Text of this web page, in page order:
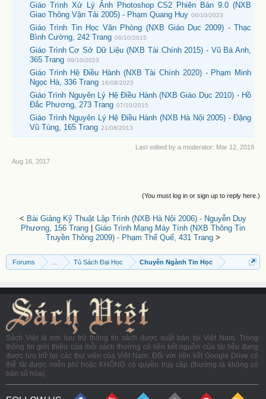
Giáo Trình Xử Lý Ảnh Photoshop CS2 Phiên Bản 9.0 (NXB
Giao Thông Vận Tải 2005) - Phạm Quang Huy 06/10/2023
Giáo Trình Tin Học Văn Phòng (NXB Giáo Dục 2009) - Thạc
Bình Cường, 242 Trang 06/10/2015
Giáo Trình Cơ Sở Dữ Liệu (NXB Tài Chính 2015) - Vũ Bá Anh,
365 Trang 09/10/2023
Giáo Trình Hệ Điều Hành (NXB Tài Chính 2020) - Phạm Minh
Ngọc Hà, 336 Trang 16/08/2023
Giáo Trình Nguyên Lý Hệ Điều Hành (NXB Giáo Dục 2010) - Hồ
Đắc Phương, 273 Trang 07/10/2015
Giáo Trình Nguyên Lý Hệ Điều Hành (NXB Hà Nội 2005) - Đặng
Vũ Tùng, 165 Trang 21/08/2013
Last edited by a moderator: Mar 12, 2019
Aug 16, 2017
(You must log in or sign up to reply here.)
< Bài Giảng Kỹ Thuật Lập Trình (NXB Hà Nội 2006) - Nguyễn Duy
Phương, 156 Trang
Giáo Trình Mạng Máy Tính (NXB Thông Tin
Truyền Thông 2009) - Phạm Thế Quế, 431 Trang >
Forums Tủ Sách Đại Học Chuyên Ngành Tin Học
Sách Việt là nơi lưu trữ thông tin sách được xuất bản tại Việt Nam. Trong
thông tin giới thiệu của mỗi sách thường có liên kết nguồn của tài liệu đang
được lưu trữ tại các thư viện của Việt Nam. Đối với liên kết Google Drive có
thể tải được miễn phí hoặc KHÔNG có quyền truy cập (thường là không có
bản số hóa).